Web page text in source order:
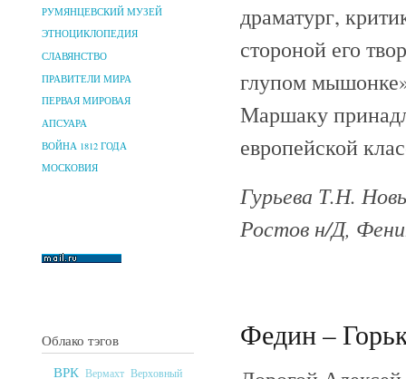
РУМЯНЦЕВСКИЙ МУЗЕЙ
ЭТНОЦИКЛОПЕДИЯ
СЛАВЯНСТВО
ПРАВИТЕЛИ МИРА
ПЕРВАЯ МИРОВАЯ
АПСУАРА
ВОЙНА 1812 ГОДА
МОСКОВИЯ
Облако тэгов
ВРК Вермахт Верховный
драматург,
стороной его
глупом
Маршаку
европейской
Гурьева Т.Н.
Ростов н/Д,
Федин –